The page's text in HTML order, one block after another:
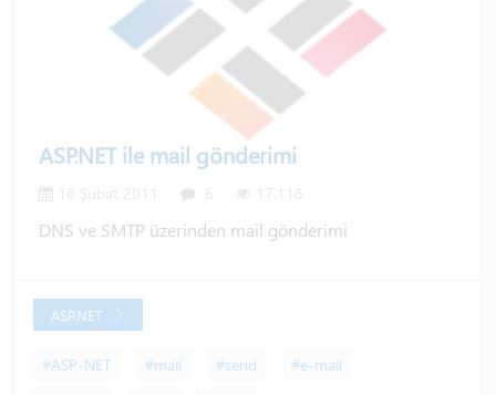
ASP.NET ile mail gönderimi
18 Şubat 2011 6 17.118
DNS ve SMTP üzerinden mail gönderimi
ASP.NET
#ASP-NET #mail #send
#e-mail